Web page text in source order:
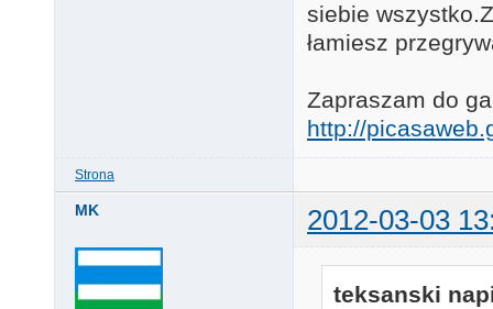
siebie
łamiesz
Zapraszam do
http://
Strona
MK 2012-03-03
teksanski